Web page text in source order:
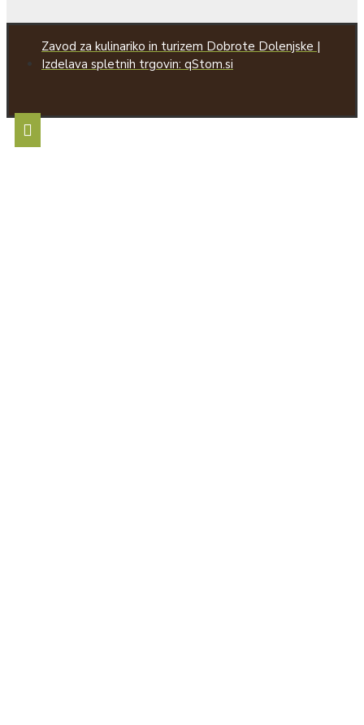
Zavod za kulinariko in turizem Dobrote Dolenjske |
Izdelava spletnih trgovin: qStom.si